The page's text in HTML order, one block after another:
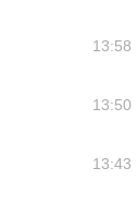
13:58
13:50
13:43